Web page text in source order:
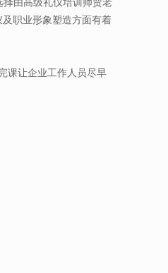
职业形象塑造方面有着
课让企业工作人员尽早